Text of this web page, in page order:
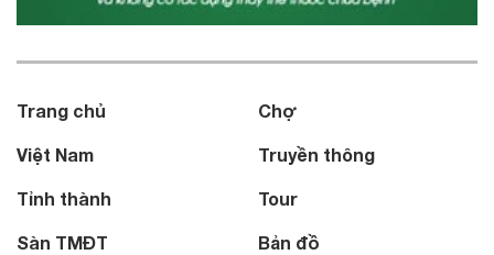
Trang chủ
Việt Nam
Tỉnh thành
Sàn TMĐT
Chợ
Truyền thông
Tour
Bản đồ